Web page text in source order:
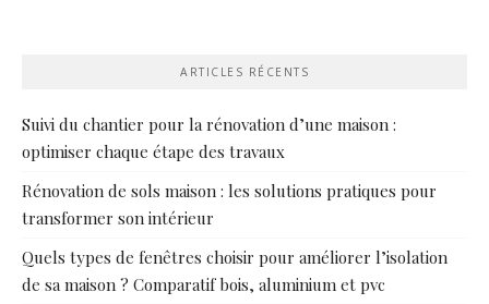
ARTICLES RÉCENTS
Suivi du chantier pour la rénovation d’une maison :
optimiser chaque étape des travaux
Rénovation de sols maison : les solutions pratiques pour
transformer son intérieur
Quels types de fenêtres choisir pour améliorer l’isolation
de sa maison ? Comparatif bois, aluminium et pvc